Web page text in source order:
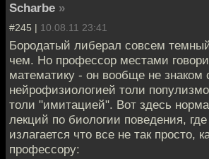
Scharbe »
#245 | 10.08.11 23:41
Бородатый либерал совсем
чем. Но профессор местами
математику - он вообще не знаком
нейрофизиологией толи
толи "имитацией". Вот здесь
лекций по биологии поведения, где
излагается что все не так просто,
профессору: